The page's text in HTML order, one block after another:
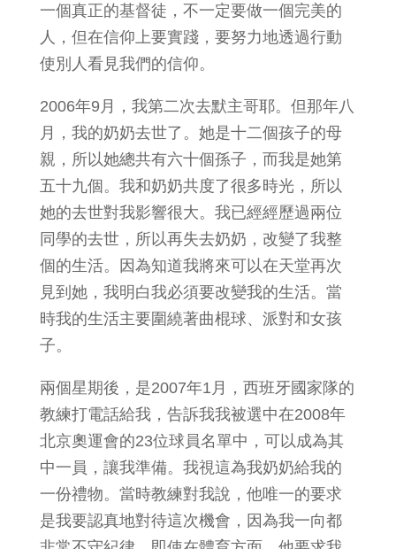
一個真正的基督徒，不一定要做一個完美的
人，但在信仰上要實踐，要努力地透過行動
使別人看見我們的信仰。
2006年9月，我第二次去默主哥耶。但那年八
月，我的奶奶去世了。她是十二個孩子的母
親，所以她總共有六十個孫子，而我是她第
五十九個。我和奶奶共度了很多時光，所以
她的去世對我影響很大。我已經經歷過兩位
同學的去世，所以再失去奶奶，改變了我整
個的生活。因為知道我將來可以在天堂再次
見到她，我明白我必須要改變我的生活。當
時我的生活主要圍繞著曲棍球、派對和女孩
子。
兩個星期後，是2007年1月，西班牙國家隊的
教練打電話給我，告訴我我被選中在2008年
北京奧運會的23位球員名單中，可以成為其
中一員，讓我準備。我視這為我奶奶給我的
一份禮物。當時教練對我說，他唯一的要求
是我要認真地對待這次機會，因為我一向都